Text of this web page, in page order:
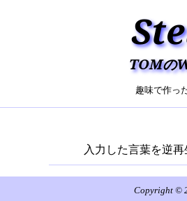
TOMの
趣味で作っ
入力した言葉を逆
Copyright ©